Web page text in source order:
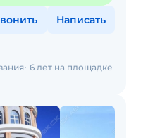
Написать
6 лет на площадке